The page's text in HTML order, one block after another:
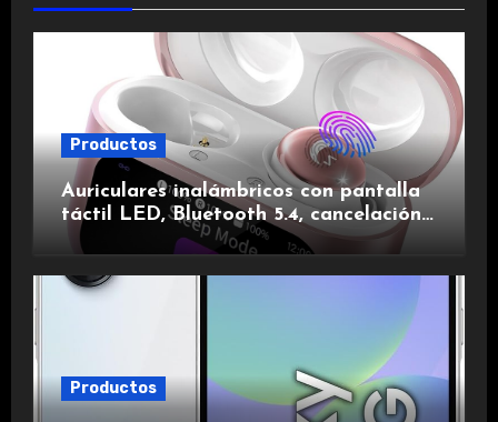
Productos
Auriculares inalámbricos con pantalla
táctil LED, Bluetooth 5.4, cancelación
de ruido, impermeables y de larga
duración.
Productos